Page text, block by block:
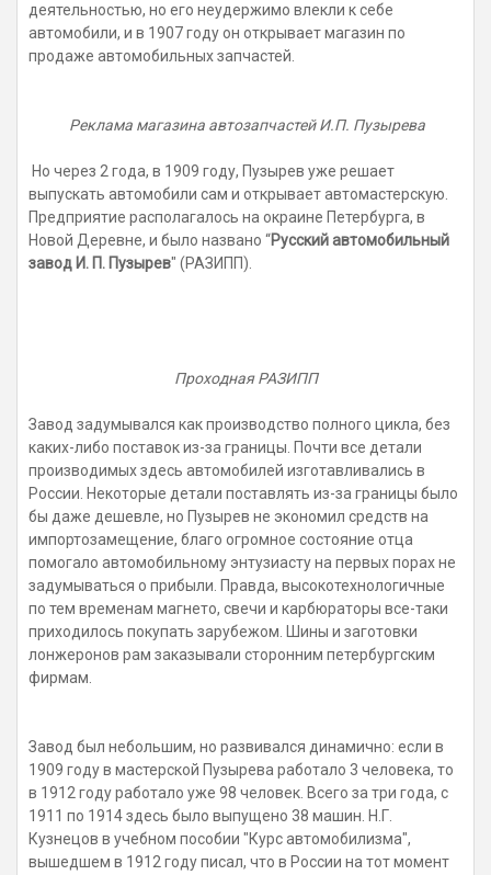
деятельностью, но его неудержимо влекли к себе
автомобили, и в 1907 году он открывает магазин по
продаже автомобильных запчастей.
Реклама магазина автозапчастей И.П. Пузырева
Но через 2 года, в 1909 году, Пузырев уже решает
выпускать автомобили сам и открывает автомастерскую.
Предприятие располагалось на окраине Петербурга, в
Новой Деревне, и было названо “Русский автомобильный
завод И. П. Пузырев" (РАЗИПП).
Проходная РАЗИПП
Завод задумывался как производство полного цикла, без
каких-либо поставок из-за границы. Почти все детали
производимых здесь автомобилей изготавливались в
России. Некоторые детали поставлять из-за границы было
бы даже дешевле, но Пузырев не экономил средств на
импортозамещение, благо огромное состояние отца
помогало автомобильному энтузиасту на первых порах не
задумываться о прибыли. Правда, высокотехнологичные
по тем временам магнето, свечи и карбюраторы все-таки
приходилось покупать зарубежом. Шины и заготовки
лонжеронов рам заказывали сторонним петербургским
фирмам.
Завод был небольшим, но развивался динамично: если в
1909 году в мастерской Пузырева работало 3 человека, то
в 1912 году работало уже 98 человек. Всего за три года, с
1911 по 1914 здесь было выпущено 38 машин. Н.Г.
Кузнецов в учебном пособии "Курс автомобилизма",
вышедшем в 1912 году писал, что в России на тот момент